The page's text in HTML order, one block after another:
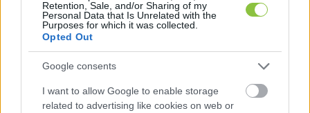
Retention, Sale, and/or Sharing of my
Personal Data that Is Unrelated with the
Purposes for which it was collected.
Opted Out
Google consents
I want to allow Google to enable storage
related to advertising like cookies on web or
tankolni – erről a teol.hu számolt be. A Magyar
Hang ugyanakkor talált olyan Tolna megyei
benzinkutat, ahol szintén probléma volt